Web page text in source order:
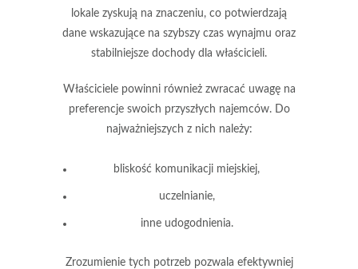
lokale zyskują na znaczeniu, co potwierdzają
dane wskazujące na szybszy czas wynajmu oraz
stabilniejsze dochody dla właścicieli.
Właściciele powinni również zwracać uwagę na
preferencje swoich przyszłych najemców. Do
najważniejszych z nich należy:
bliskość komunikacji miejskiej,
uczelnianie,
inne udogodnienia.
Zrozumienie tych potrzeb pozwala efektywniej